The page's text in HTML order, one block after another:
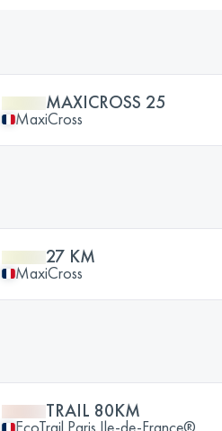
MAXICROSS 25
MaxiCross
27 KM
MaxiCross
TRAIL 80KM